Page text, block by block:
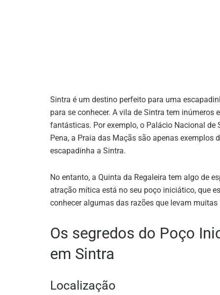
Sintra é um destino perfeito para uma
para se conhecer. A vila de Sintra tem
fantásticas. Por exemplo, o Palácio Nacional
Pena, a Praia das Maçãs são apenas exemplos
escapadinha a Sintra.
No entanto, a Quinta da Regaleira tem algo de
atração mítica está no seu poço iniciático, que
conhecer algumas das razões que levam
Os segredos do Poço
em Sintra
Localização